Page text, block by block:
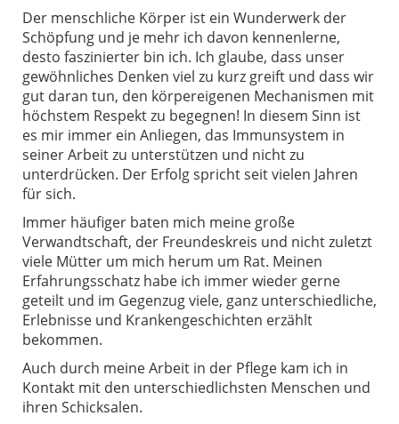
Der menschliche Körper ist ein Wunderwerk der
Schöpfung und je mehr ich davon kennenlerne,
desto faszinierter bin ich. Ich glaube, dass unser
gewöhnliches Denken viel zu kurz greift und dass wir
gut daran tun, den körpereigenen Mechanismen mit
höchstem Respekt zu begegnen! In diesem Sinn ist
es mir immer ein Anliegen, das Immunsystem in
seiner Arbeit zu unterstützen und nicht zu
unterdrücken. Der Erfolg spricht seit vielen Jahren
für sich.
Immer häufiger baten mich meine große
Verwandtschaft, der Freundeskreis und nicht zuletzt
viele Mütter um mich herum um Rat. Meinen
Erfahrungsschatz habe ich immer wieder gerne
geteilt und im Gegenzug viele, ganz unterschiedliche,
Erlebnisse und Krankengeschichten erzählt
bekommen.
Auch durch meine Arbeit in der Pflege kam ich in
Kontakt mit den unterschiedlichsten Menschen und
ihren Schicksalen.